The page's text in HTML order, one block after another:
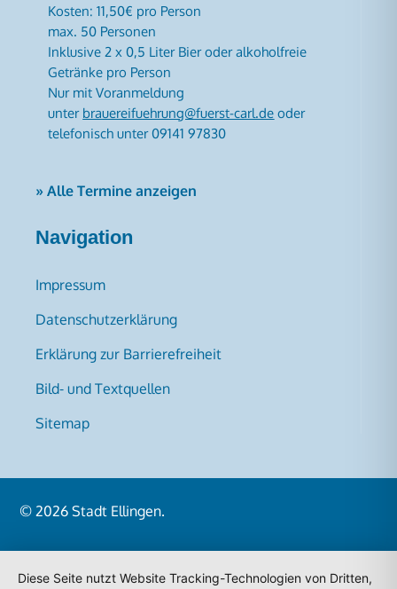
Kosten: 11,50€ pro Person
max. 50 Personen
Inklusive 2 x 0,5 Liter Bier oder alkoholfreie
Getränke pro Person
Nur mit Voranmeldung
unter brauereifuehrung@fuerst-carl.de oder
telefonisch unter 09141 97830
» Alle Termine anzeigen
Navigation
Impressum
Datenschutzerklärung
Erklärung zur Barrierefreiheit
Bild- und Textquellen
Sitemap
© 2026Stadt Ellingen.
Diese Seite nutzt Website Tracking-Technologien von Dritten,